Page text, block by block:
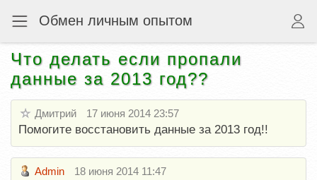
Обмен личным опытом
Что делать если пропали
данные за 2013 год??
Дмитрий 17 июня 2014 23:57
Помогите восстановить данные за 2013 год!!
Admin 18 июня 2014 11:47